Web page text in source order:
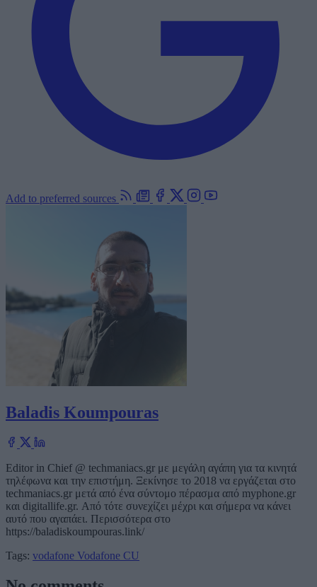
Add to preferred sources
Baladis Koumpouras
Editor in Chief @ techmaniacs.gr με μεγάλη αγάπη για τα κινητά
τηλέφωνα και την επιστήμη. Ξεκίνησε το 2018 να εργάζεται στο
techmaniacs.gr μετά από ένα σύντομο πέρασμα από myphone.gr
και digitallife.gr. Από τότε συνεχίζει μέχρι και σήμερα να κάνει
αυτό που αγαπάει. Περισσότερα στο
https://baladiskoumpouras.link/
Tags: vodafone Vodafone CU